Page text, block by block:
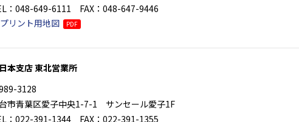
：048-649-6111 FAX：048-647-9446
プリント用地図
PDF
本支店 東北営業所
3128
市青葉区愛子中央1-7-1 サンセール愛子1F
：022-391-1344 FAX：022-391-1355